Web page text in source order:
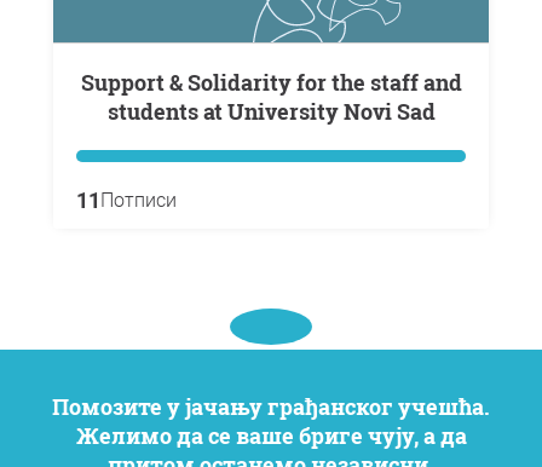
Support & Solidarity for the staff and
students at University Novi Sad
11 Потписи
Помозите у јачању грађанског учешћа.
Желимо да се ваше бриге чују, а да